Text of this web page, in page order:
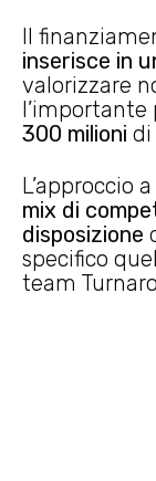
Il
inserisce in
valorizzare
300 milioni di
L’approccio
mix di
disposizione
specifico
team